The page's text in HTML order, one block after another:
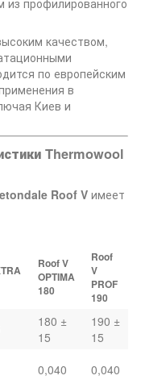
качеством,
по европейским
в
Киев и
Thermowool
Roof Vимеет
Roof V
OPTIMA
180
Roof
V
PROF
190
180 ±
15
190 ±
15
0,040 0,040